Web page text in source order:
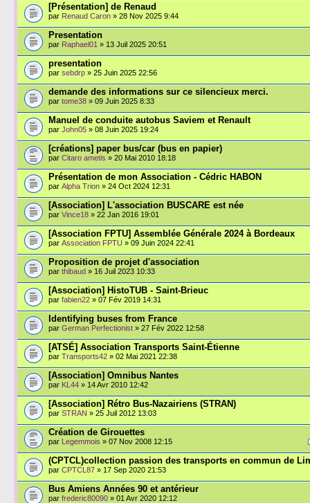
[Présentation] de Renaud
par Renaud Caron » 28 Nov 2025 9:44
Presentation
par Raphael01 » 13 Juil 2025 20:51
presentation
par sebdrp » 25 Juin 2025 22:56
demande des informations sur ce silencieux merci.
par tome38 » 09 Juin 2025 8:33
Manuel de conduite autobus Saviem et Renault
par John05 » 08 Juin 2025 19:24
[créations] paper bus/car (bus en papier)
par Citaro ametis » 20 Mai 2010 18:18
Présentation de mon Association - Cédric HABON
par Alpha Trion » 24 Oct 2024 12:31
[Association] L'association BUSCARE est née
par Vince18 » 22 Jan 2016 19:01
[Association FPTU] Assemblée Générale 2024 à Bordeaux
par Association FPTU » 09 Juin 2024 22:41
Proposition de projet d'association
par thibaud » 16 Juil 2023 10:33
[Association] HistoTUB - Saint-Brieuc
par fabien22 » 07 Fév 2019 14:31
Identifying buses from France
par German Perfectionist » 27 Fév 2022 12:58
[ATSÉ] Association Transports Saint-Étienne
par Transports42 » 02 Mai 2021 22:38
[Association] Omnibus Nantes
par KL44 » 14 Avr 2010 12:42
[Association] Rétro Bus-Nazairiens (STRAN)
par STRAN » 25 Juil 2012 13:03
Création de Girouettes
par Legemmois » 07 Nov 2008 12:15
(CPTCL)collection passion des transports en commun de
par CPTCL87 » 17 Sep 2020 21:53
Bus Amiens Années 90 et antérieur
par frederic80090 » 01 Avr 2020 12:12